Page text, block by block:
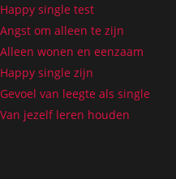
Happy single test
Angst om alleen te zijn
Alleen wonen en eenzaam
Happy single zijn
Gevoel van leegte als single
Van jezelf leren houden